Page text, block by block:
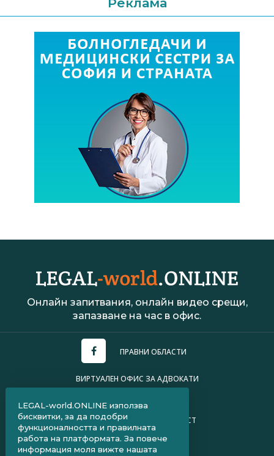
Онлайн запитвания, онлайн видео срещи,
запазване на час в офис.
ПРАВНИ ОБЛАСТИ
ВИРТУАЛЕН ОФИС ЗА АДВОКАТИ
ПОЛИТИКА ЗА ПОВЕРИТЕЛНОСТ
ЧЗВ ЗА КЛИЕНТИ
LEGAL-world.ONLINE използва
бисквитки, за да подобри
функционалността и правилната
работа на платформата. За повече
информация моля вижте нашата